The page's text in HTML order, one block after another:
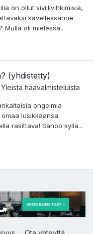
on ollut siviilivihkimisiä,
kävellessänne
Mulla oli mielessä...
(yhdistetty)
Yleistä häävalmisteluista
ongelmia
lusikkaansa
rasittava! Sanoo kyllä...